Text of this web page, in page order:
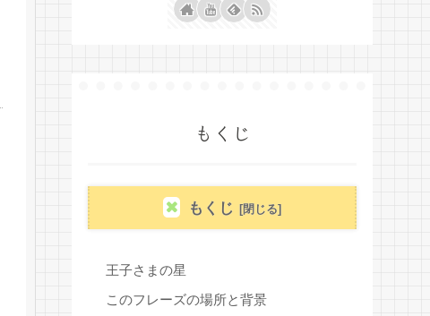
もくじ
もくじ
王子さまの星
このフレーズの場所と背景